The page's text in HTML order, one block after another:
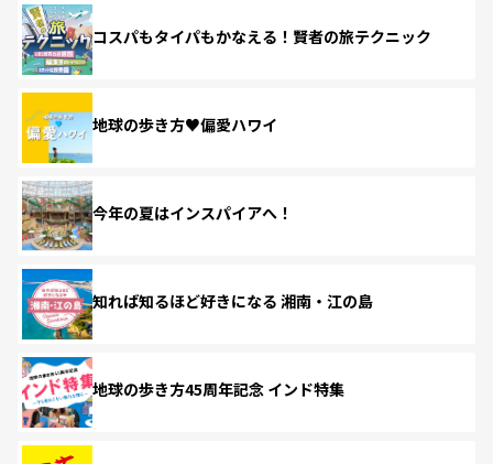
コスパもタイパもかなえる！賢者の旅テクニック
地球の歩き方♥偏愛ハワイ
今年の夏はインスパイアへ！
知れば知るほど好きになる 湘南・江の島
地球の歩き方45周年記念 インド特集